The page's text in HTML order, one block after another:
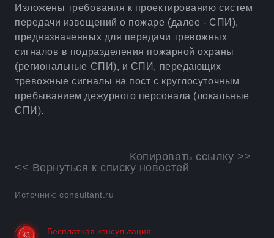
Изложены требования к проектированию систем
передачи извещений о пожаре (далее - СПИ),
предназначенных для передачи тревожных
сигналов в подразделения пожарной охраны
(региональные СПИ), и СПИ, передающих
тревожные сигналы на пост с круглосуточным
пребыванием дежурного персонала (локальные
СПИ).
Копировать ссылку >>
<< Вернуться к списку новостей
Источник: consultant.ru
Бесплатная консультация